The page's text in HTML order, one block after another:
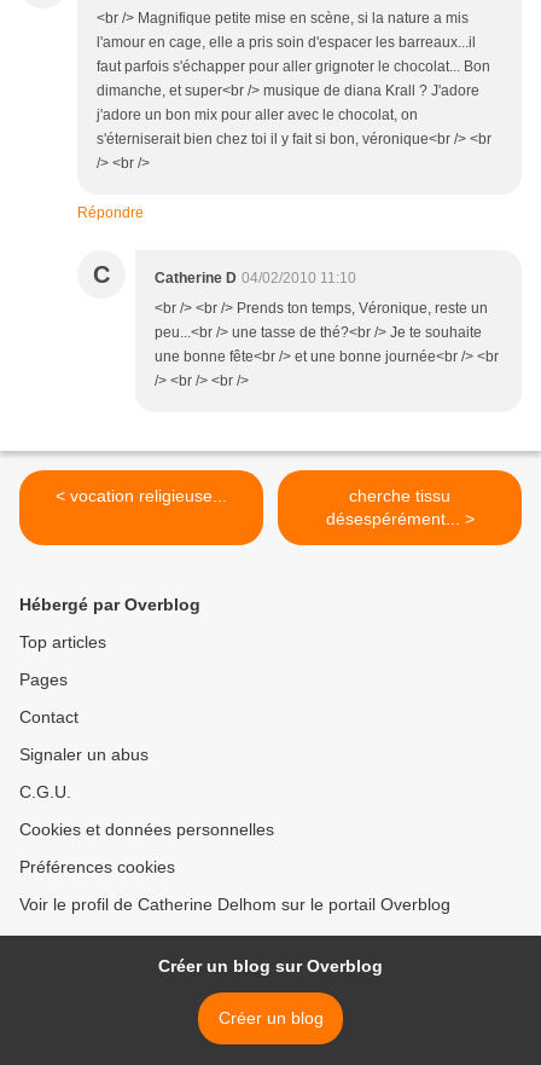
<br /> Magnifique petite mise en scène, si la nature a mis
l'amour en cage, elle a pris soin d'espacer les barreaux...il
faut parfois s'échapper pour aller grignoter le chocolat... Bon
dimanche, et super<br /> musique de diana Krall ? J'adore
j'adore un bon mix pour aller avec le chocolat, on
s'éterniserait bien chez toi il y fait si bon, véronique<br /> <br
/> <br />
Répondre
C Catherine D 04/02/2010 11:10
<br /> <br /> Prends ton temps, Véronique, reste un
peu...<br /> une tasse de thé?<br /> Je te souhaite
une bonne fête<br /> et une bonne journée<br /> <br
/> <br /> <br />
< vocation religieuse...
cherche tissu
désespérément... >
Hébergé par Overblog
Top articles
Pages
Contact
Signaler un abus
C.G.U.
Cookies et données personnelles
Préférences cookies
Voir le profil de Catherine Delhom sur le portail Overblog
Créer un blog sur Overblog
Créer un blog